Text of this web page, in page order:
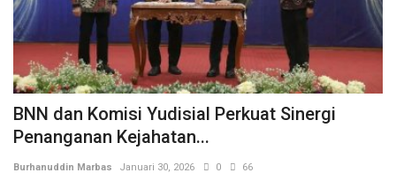
BNN dan Komisi Yudisial Perkuat Sinergi
Penanganan Kejahatan...
Burhanuddin Marbas Januari 30, 2026 0 66